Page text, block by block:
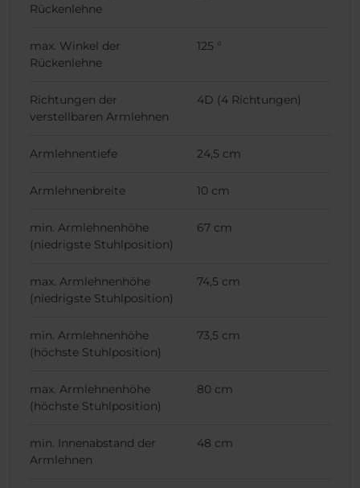
Rückenlehne
max. Winkel der
Rückenlehne
125 °
Richtungen der
verstellbaren Armlehnen
4D (4 Richtungen)
Armlehnentiefe 24,5 cm
Armlehnenbreite 10 cm
min. Armlehnenhöhe
(niedrigste Stuhlposition)
67 cm
max. Armlehnenhöhe
(niedrigste Stuhlposition)
74,5 cm
min. Armlehnenhöhe
(höchste Stuhlposition)
73,5 cm
max. Armlehnenhöhe
(höchste Stuhlposition)
80 cm
min. Innenabstand der
Armlehnen
48 cm